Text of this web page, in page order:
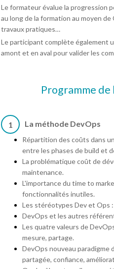
Le formateur évalue la progression
au long de la formation au moyen
travaux pratiques…
Le participant complète également
amont et en aval pour valider les
Programme
1 La méthode DevOps
Répartition des coûts dans
entre les phases de build et
La problématique coût de
maintenance.
L'importance du time to
fonctionnalités inutiles.
Les stéréotypes Dev et Ops
DevOps et les autres
Les quatre valeurs de
mesure, partage.
DevOps nouveau paradigme
partagée, confiance,